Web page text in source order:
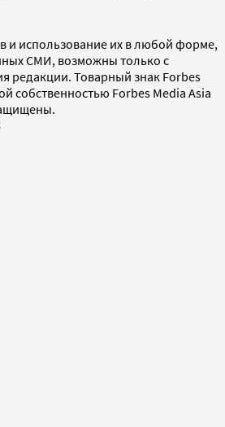
и использование их в любой форме,
СМИ, возможны только с
редакции. Товарный знак Forbes
собственностью Forbes Media Asia